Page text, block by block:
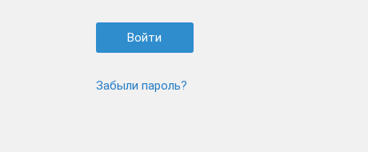
Забыли пароль?